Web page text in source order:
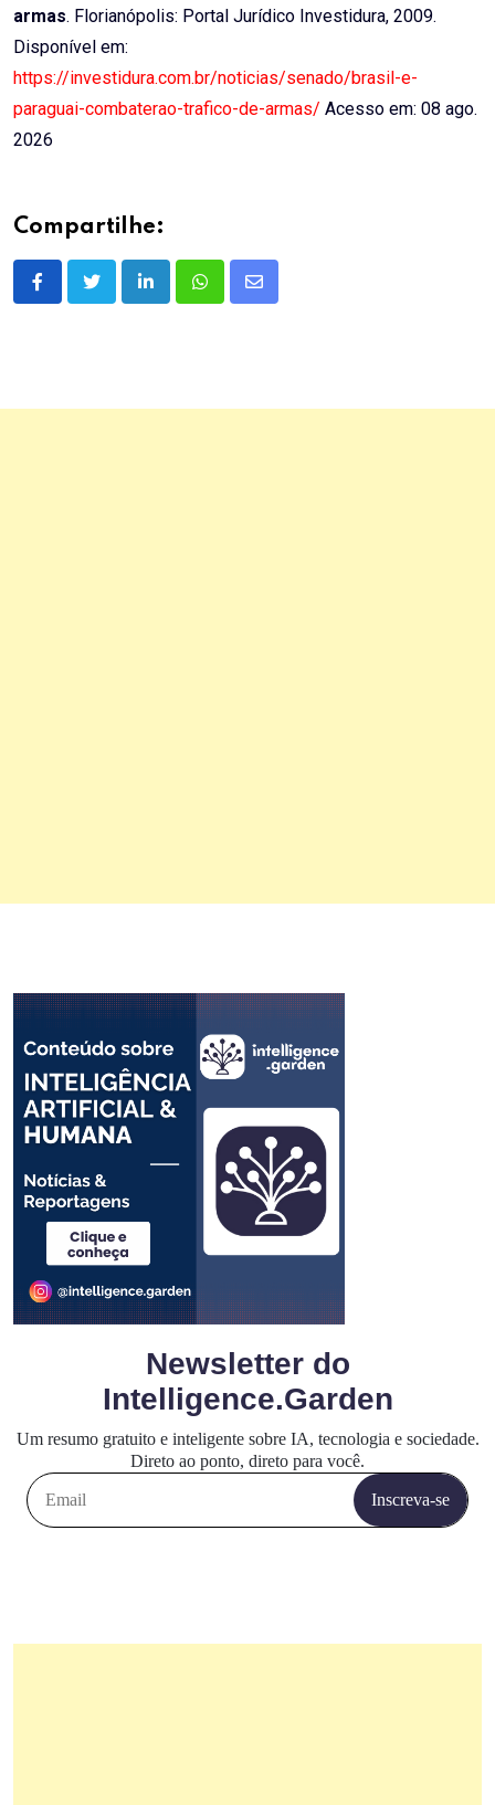
armas. Florianópolis: Portal Jurídico Investidura, 2009.
Disponível em:
https://investidura.com.br/noticias/senado/brasil-e-
paraguai-combaterao-trafico-de-armas/ Acesso em: 08 ago.
2026
Compartilhe:
LinkedInWhatsappShare